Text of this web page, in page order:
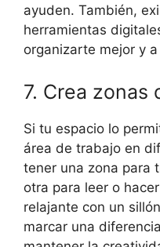
ayuden. También,
herramientas
organizarte mejor y
7. Crea zonas
Si tu espacio lo
área de trabajo en
tener una zona para
otra para leer o
relajante con un
marcar una